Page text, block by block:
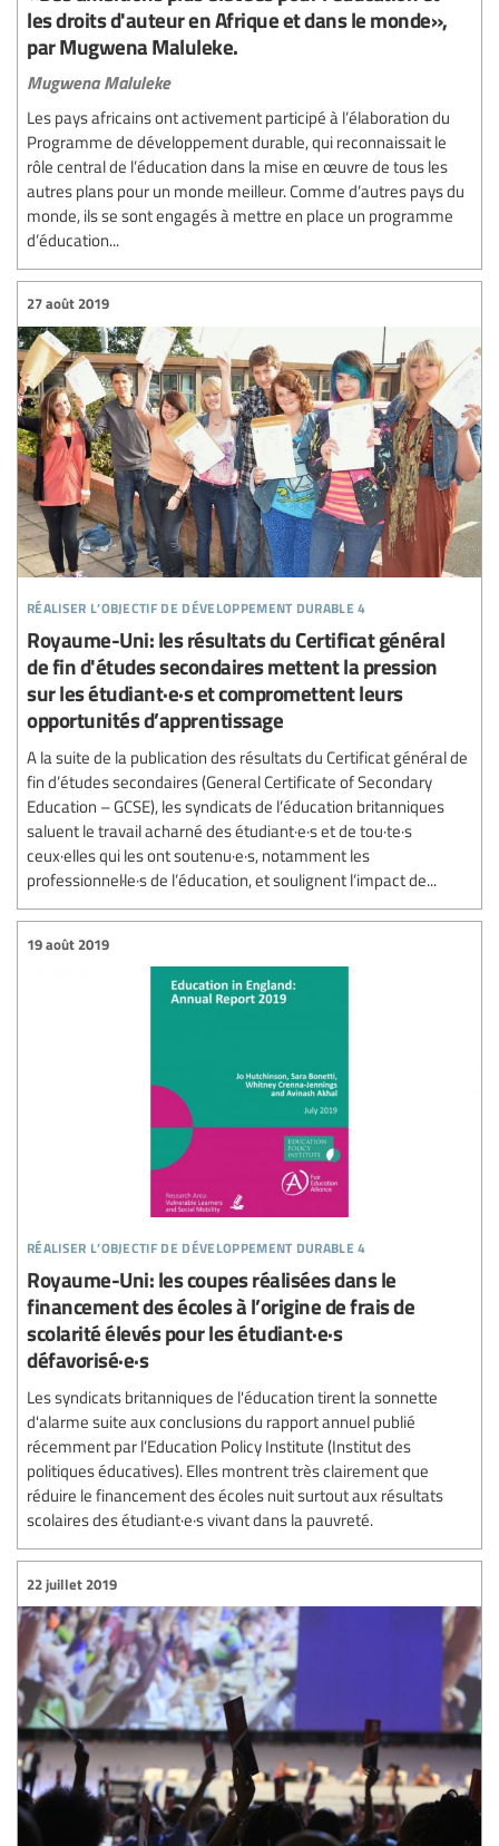
les droits d'auteur en Afrique et dans le monde»,
par Mugwena Maluleke.
Mugwena Maluleke
Les pays africains ont activement participé à l’élaboration du
Programme de développement durable, qui reconnaissait le
rôle central de l’éducation dans la mise en œuvre de tous les
autres plans pour un monde meilleur. Comme d’autres pays du
monde, ils se sont engagés à mettre en place un programme
d’éducation...
réaliser l’objectif de développement durable 4
27 août 2019
Royaume-Uni: les résultats du Certificat général
de fin d'études secondaires mettent la pression
sur les étudiant·e·s et compromettent leurs
opportunités d’apprentissage
A la suite de la publication des résultats du Certificat général de
fin d’études secondaires (General Certificate of Secondary
Education – GCSE), les syndicats de l’éducation britanniques
saluent le travail acharné des étudiant·e·s et de tou·te·s
ceux·elles qui les ont soutenu·e·s, notamment les
professionnel·le·s de l’éducation, et soulignent l’impact de...
réaliser l’objectif de développement durable 4
19 août 2019
Royaume-Uni: les coupes réalisées dans le
financement des écoles à l’origine de frais de
scolarité élevés pour les étudiant·e·s
défavorisé·e·s
Les syndicats britanniques de l'éducation tirent la sonnette
d'alarme suite aux conclusions du rapport annuel publié
récemment par l’Education Policy Institute (Institut des
politiques éducatives). Elles montrent très clairement que
réduire le financement des écoles nuit surtout aux résultats
scolaires des étudiant·e·s vivant dans la pauvreté.
22 juillet 2019